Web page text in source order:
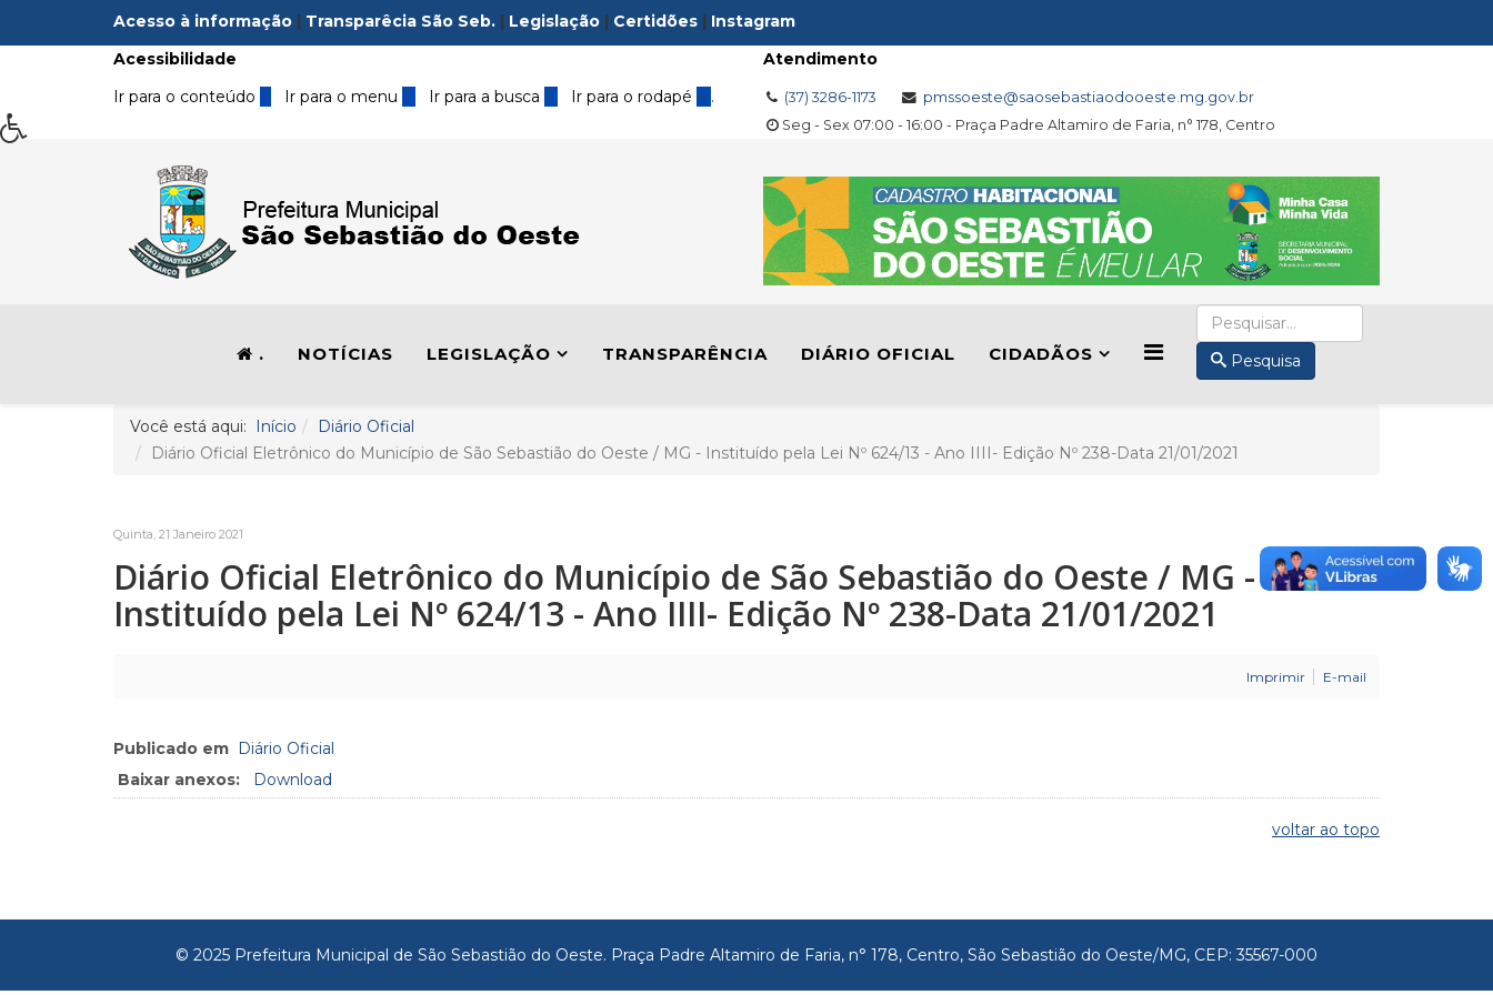
Acesso à informação | Transparêcia São Seb. | Legislação | Certidões | Instagram
Acessibilidade
Ir para o conteúdo 1 Ir para o menu 2 Ir para a busca3 Ir para o rodapé 4 .
Atendimento
(37) 3286-1173
pmssoeste@saosebastiaodooeste.mg.gov.br
Seg - Sex 07:00 - 16:00 - Praça Padre Altamiro de Faria, n° 178, Centro
. NOTÍCIAS LEGISLAÇÃO TRANSPARÊNCIA DIÁRIO OFICIAL CIDADÃOS Pesquisa
Você está aqui: Início
Diário Oficial
Diário Oficial Eletrônico do Município de São Sebastião do Oeste / MG - Instituído pela Lei Nº 624/13 - Ano IIII- Edição Nº 238-Data 21/01/2021
Quinta, 21 Janeiro 2021
Diário Oficial Eletrônico do Município de São Sebastião do Oeste / MG -
Instituído pela Lei Nº 624/13 - Ano IIII- Edição Nº 238-Data 21/01/2021
Imprimir E-mail
Publicado em Diário Oficial
Baixar anexos:
Download
voltar ao topo
© 2025 Prefeitura Municipal de São Sebastião do Oeste. Praça Padre Altamiro de Faria, n° 178, Centro, São Sebastião do Oeste/MG, CEP: 35567-000